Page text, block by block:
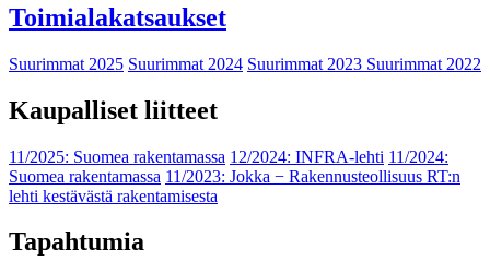
Toimialakatsaukset
Suurimmat 2025 Suurimmat 2024 Suurimmat 2023 Suurimmat 2022
Kaupalliset liitteet
11/2025: Suomea rakentamassa 12/2024: INFRA-lehti 11/2024:
Suomea rakentamassa 11/2023: Jokka − Rakennusteollisuus RT:n
lehti kestävästä rakentamisesta
Tapahtumia